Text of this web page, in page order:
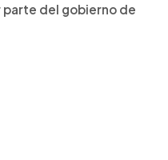
del gobierno de